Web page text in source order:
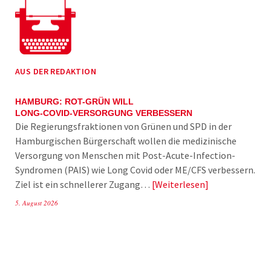
AUS DER REDAKTION
HAMBURG: ROT-GRÜN WILL
LONG-COVID-VERSORGUNG VERBESSERN
Die Regierungsfraktionen von Grünen und SPD in der
Hamburgischen Bürgerschaft wollen die medizinische
Versorgung von Menschen mit Post-Acute-Infection-
Syndromen (PAIS) wie Long Covid oder ME/CFS verbessern.
Ziel ist ein schnellerer Zugang… Weiterlesen
5. August 2026